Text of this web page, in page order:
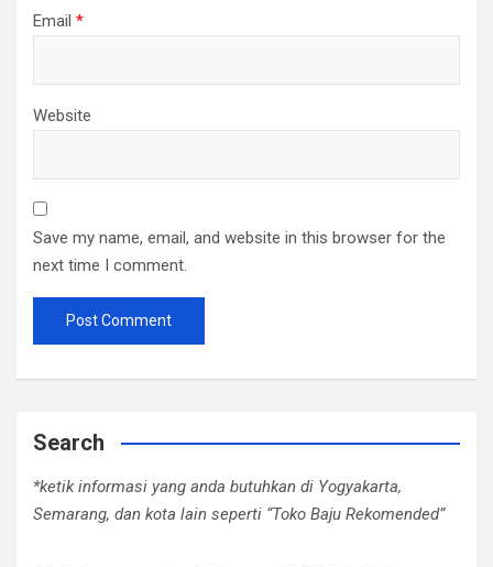
Email *
Website
Save my name, email, and website in this browser for the
next time I comment.
Search
*ketik informasi yang anda butuhkan di Yogyakarta,
Semarang, dan kota lain seperti “Toko Baju Rekomended”